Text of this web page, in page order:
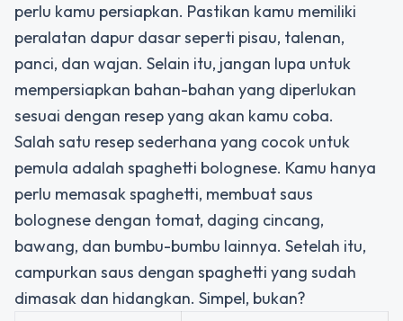
perlu kamu persiapkan. Pastikan kamu memiliki
peralatan dapur dasar seperti pisau, talenan,
panci, dan wajan. Selain itu, jangan lupa untuk
mempersiapkan bahan-bahan yang diperlukan
sesuai dengan resep yang akan kamu coba.
Salah satu resep sederhana yang cocok untuk
pemula adalah spaghetti bolognese. Kamu hanya
perlu memasak spaghetti, membuat saus
bolognese dengan tomat, daging cincang,
bawang, dan bumbu-bumbu lainnya. Setelah itu,
campurkan saus dengan spaghetti yang sudah
dimasak dan hidangkan. Simpel, bukan?